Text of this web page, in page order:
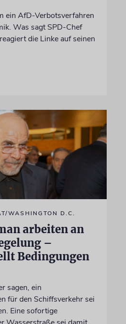
ein AfD-Verbotsverfahren
Was sagt SPD-Chef
die Linke auf seinen
WASHINGTON D.C.
arbeiten an
–
Bedingungen
sagen, ein
für den Schiffsverkehr sei
Eine sofortige